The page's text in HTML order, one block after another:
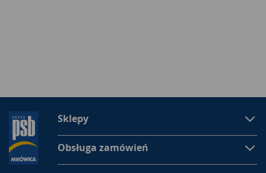
Sklepy
Obsługa zamówień